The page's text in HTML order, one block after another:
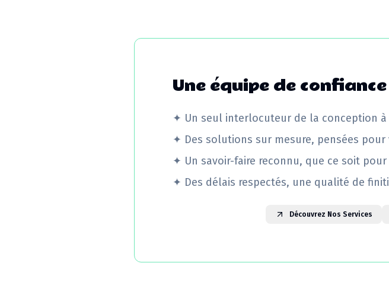
Une équipe de
✦ Un seul interlocuteur de la conception
✦ Des solutions sur mesure, pensées
✦ Un savoir-faire reconnu, que ce soit
✦ Des délais respectés, une qualité de
Découvrez Nos Services